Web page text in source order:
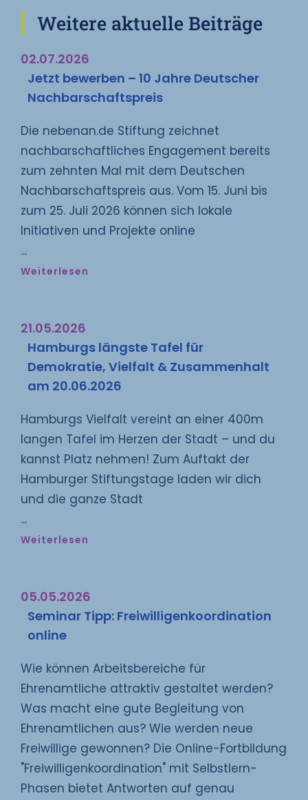
Weitere aktuelle Beiträge
02.07.2026
Jetzt bewerben – 10 Jahre Deutscher
Nachbarschaftspreis
Die nebenan.de Stiftung zeichnet
nachbarschaftliches Engagement bereits
zum zehnten Mal mit dem Deutschen
Nachbarschaftspreis aus. Vom 15. Juni bis
zum 25. Juli 2026 können sich lokale
Initiativen und Projekte online
Weiterlesen
21.05.2026
Hamburgs längste Tafel für
Demokratie, Vielfalt & Zusammenhalt
am 20.06.2026
Hamburgs Vielfalt vereint an einer 400m
langen Tafel im Herzen der Stadt – und du
kannst Platz nehmen! Zum Auftakt der
Hamburger Stiftungstage laden wir dich
und die ganze Stadt
Weiterlesen
05.05.2026
Seminar Tipp: Freiwilligenkoordination
online
Wie können Arbeitsbereiche für
Ehrenamtliche attraktiv gestaltet werden?
Was macht eine gute Begleitung von
Ehrenamtlichen aus? Wie werden neue
Freiwillige gewonnen? Die Online-Fortbildung
"Freiwilligenkoordination" mit Selbstlern-
Phasen bietet Antworten auf genau